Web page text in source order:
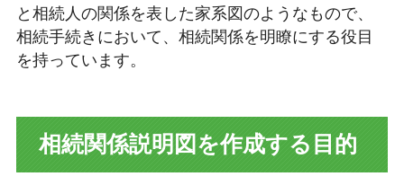
と相続人の関係を表した家系図のようなもので、
相続手続きにおいて、相続関係を明瞭にする役目
を持っています。
相続関係説明図を作成する目的